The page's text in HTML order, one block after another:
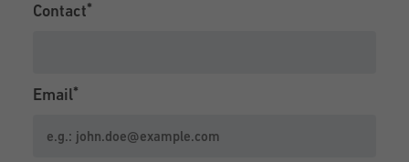
Contact
Email